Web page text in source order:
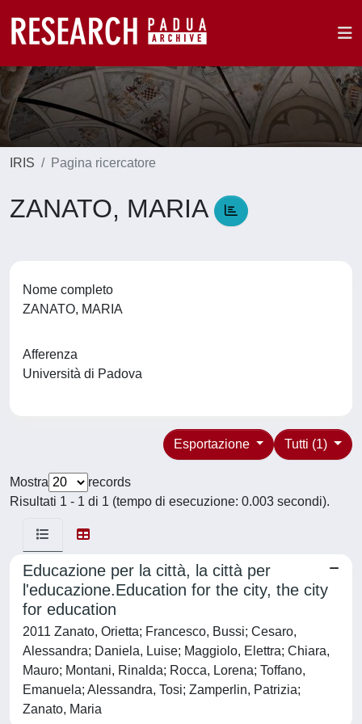
IRIS Pagina ricercatore
ZANATO, MARIA
Nome completo
ZANATO, MARIA
Afferenza
Università di Padova
Tutti (1)
Esportazione
Mostra
records
Risultati 1 - 1 di 1 (tempo di esecuzione: 0.003 secondi).
Educazione per la città, la città per
l'educazione.Education for the city, the city
for education
2011 Zanato, Orietta; Francesco, Bussi; Cesaro,
Alessandra; Daniela, Luise; Maggiolo, Elettra; Chiara,
Mauro; Montani, Rinalda; Rocca, Lorena; Toffano,
Emanuela; Alessandra, Tosi; Zamperlin, Patrizia;
Zanato, Maria